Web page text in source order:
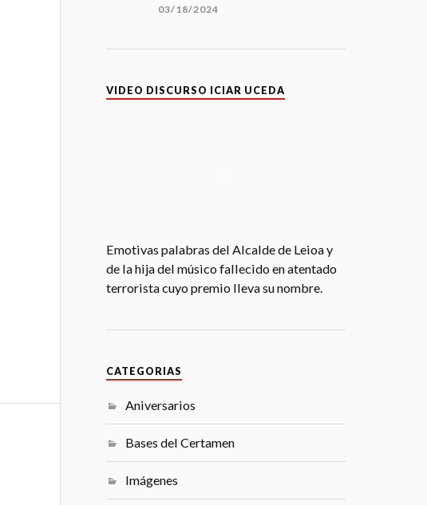
03/18/2024
VIDEO DISCURSO ICIAR UCEDA
Emotivas palabras del Alcalde de Leioa y
de la hija del músico fallecido en atentado
terrorista cuyo premio lleva su nombre.
CATEGORIAS
Aniversarios
Bases del Certamen
Imágenes